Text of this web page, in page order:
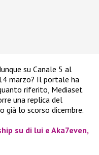
su Canale 5 al
marzo? Il portale ha
riferito, Mediaset
una replica del
già lo scorso dicembre.
su di lui e Aka7even,